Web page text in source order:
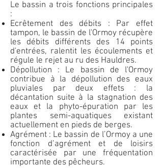
Le bassin a trois fonctions principales
:
Ecrêtement des débits : Par effet
tampon, le bassin de l'Ormoy récupère
les débits différents des 14 points
d'entrées, ralentit les écoulements et
régule le rejet au ru des Hauldres.
Dépollution : Le bassin de l'Ormoy
contribue à la dépollution des eaux
pluviales par deux effets : la
décantation suite à la stagnation des
eaux et la phyto-épuration par les
plantes semi-aquatiques existant
actuellement en pieds de berges.
Agrément : Le bassin de l’Ormoy a une
fonction d’agrément et de loisirs
caractérisée par une fréquentation
importante des pêcheurs.